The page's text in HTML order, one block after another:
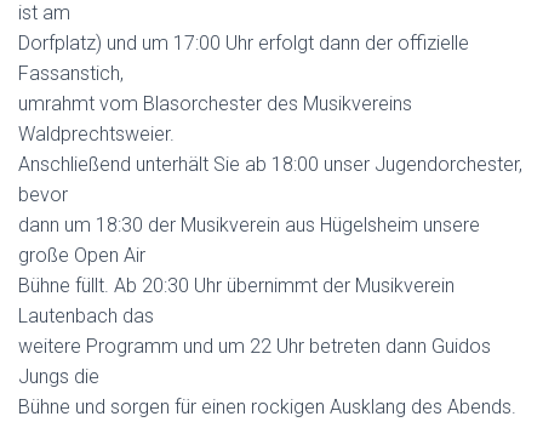
ist am
Dorfplatz) und um 17:00 Uhr erfolgt dann der offizielle
Fassanstich,
umrahmt vom Blasorchester des Musikvereins
Waldprechtsweier.
Anschließend unterhält Sie ab 18:00 unser Jugendorchester,
bevor
dann um 18:30 der Musikverein aus Hügelsheim unsere
große Open Air
Bühne füllt. Ab 20:30 Uhr übernimmt der Musikverein
Lautenbach das
weitere Programm und um 22 Uhr betreten dann Guidos
Jungs die
Bühne und sorgen für einen rockigen Ausklang des Abends.